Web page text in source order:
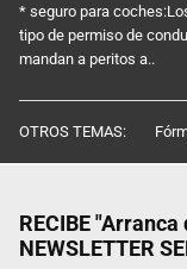
* seguro para
tipo de permiso de
mandan a peritos a..
OTROS TEMAS:
RECIBE
NEWSLETTER